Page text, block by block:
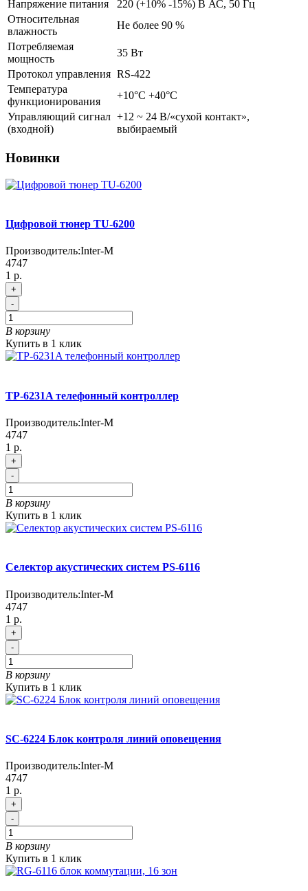
Напряжение питания
220 (+10% -15%) В АС, 50 Гц
Относительная
влажность
Не более 90 %
Потребляемая
мощность
35 Вт
Протокол управления RS-422
Температура
функционирования
+10°C +40°C
Управляющий сигнал
(входной)
+12 ~ 24 В/«сухой контакт»,
выбираемый
Новинки
Цифровой тюнер TU-6200
Производитель:Inter-M
4747
1 р.
+
-
В корзину
Купить в 1 клик
TP-6231A телефонный контроллер
Производитель:Inter-M
4747
1 р.
+
-
В корзину
Купить в 1 клик
Селектор акустических систем PS-6116
Производитель:Inter-M
4747
1 р.
+
-
В корзину
Купить в 1 клик
SC-6224 Блок контроля линий оповещения
Производитель:Inter-M
4747
1 р.
+
-
В корзину
Купить в 1 клик